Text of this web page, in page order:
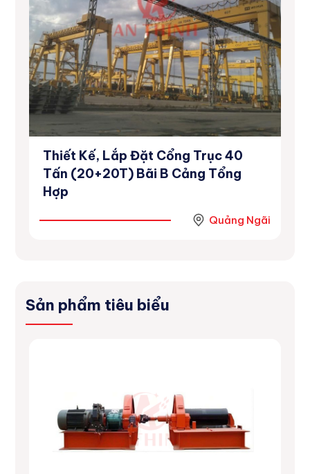
Thiết Kế, Lắp Đặt Cổng Trục 40
Tấn (20+20T) Bãi B Cảng Tổng
Hợp
Quảng Ngãi
Sản phẩm tiêu biểu